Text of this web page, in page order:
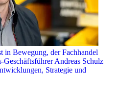
Bewegung, der Fachhandel
Geschäftsführer Andreas Schulz
Strategie und